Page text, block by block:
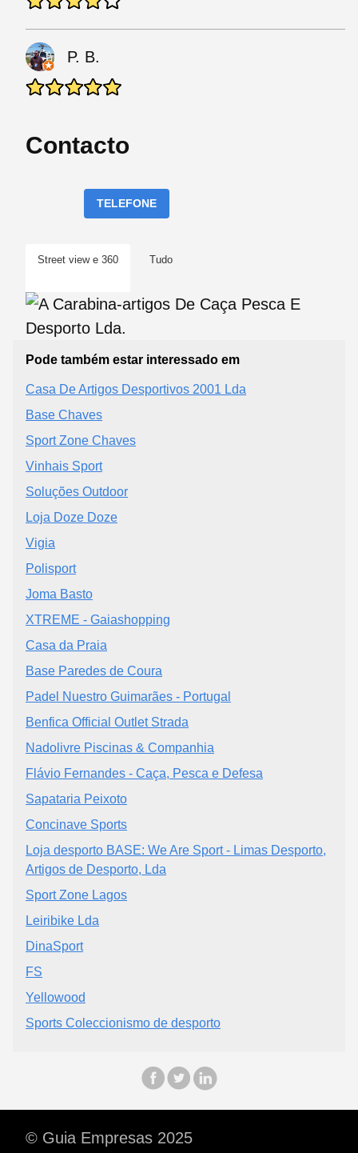
P. B.
Contacto
TELEFONE
Street view e 360 Tudo
Pode também estar interessado em
Casa De Artigos Desportivos 2001 Lda
Base Chaves
Sport Zone Chaves
Vinhais Sport
Soluções Outdoor
Loja Doze Doze
Vigia
Polisport
Joma Basto
XTREME - Gaiashopping
Casa da Praia
Base Paredes de Coura
Padel Nuestro Guimarães - Portugal
Benfica Official Outlet Strada
Nadolivre Piscinas & Companhia
Flávio Fernandes - Caça, Pesca e Defesa
Sapataria Peixoto
Concinave Sports
Loja desporto BASE: We Are Sport - Limas Desporto,
Artigos de Desporto, Lda
Sport Zone Lagos
Leiribike Lda
DinaSport
FS
Yellowood
Sports Coleccionismo de desporto
© Guia Empresas 2025